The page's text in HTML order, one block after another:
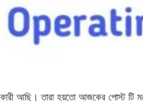
আছি। তারা হয়তো আজকের পোস্ট